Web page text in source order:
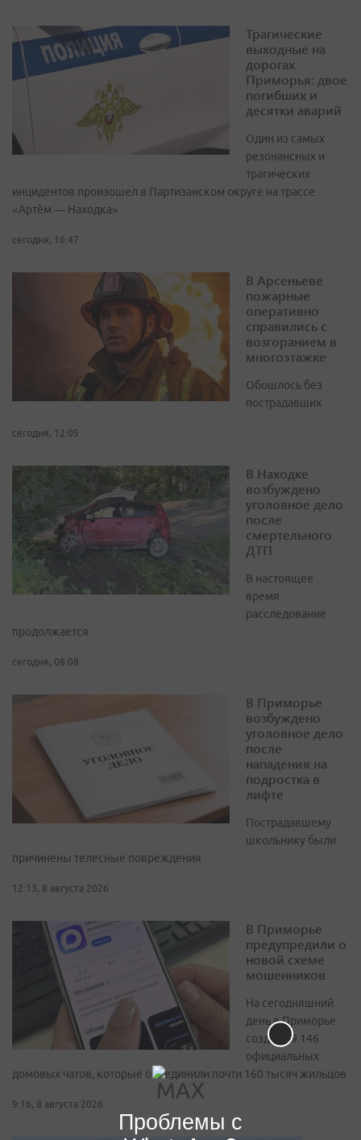
Трагические
выходные на
дорогах
Приморья: двое
погибших и
десятки аварий
Один из самых
резонансных и
трагических
инцидентов произошел в Партизанском округе на трассе
«Артём — Находка»
сегодня, 16:47
В Арсеньеве
пожарные
оперативно
справились с
возгоранием в
многоэтажке
Обошлось без
пострадавших
сегодня, 12:05
В Находке
возбуждено
уголовное дело
после
смертельного
ДТП
В настоящее
время
расследование
продолжается
сегодня, 08:08
В Приморье
возбуждено
уголовное дело
после
нападения на
подростка в
лифте
Пострадавшему
школьнику были
причинены телесные повреждения
12:13, 8 августа 2026
В Приморье
предупредили о
новой схеме
мошенников
На сегодняшний
день в Приморье
создано 9 146
официальных
домовых чатов, которые объединили почти 160 тысяч жильцов
9:16, 8 августа 2026
Проблемы с